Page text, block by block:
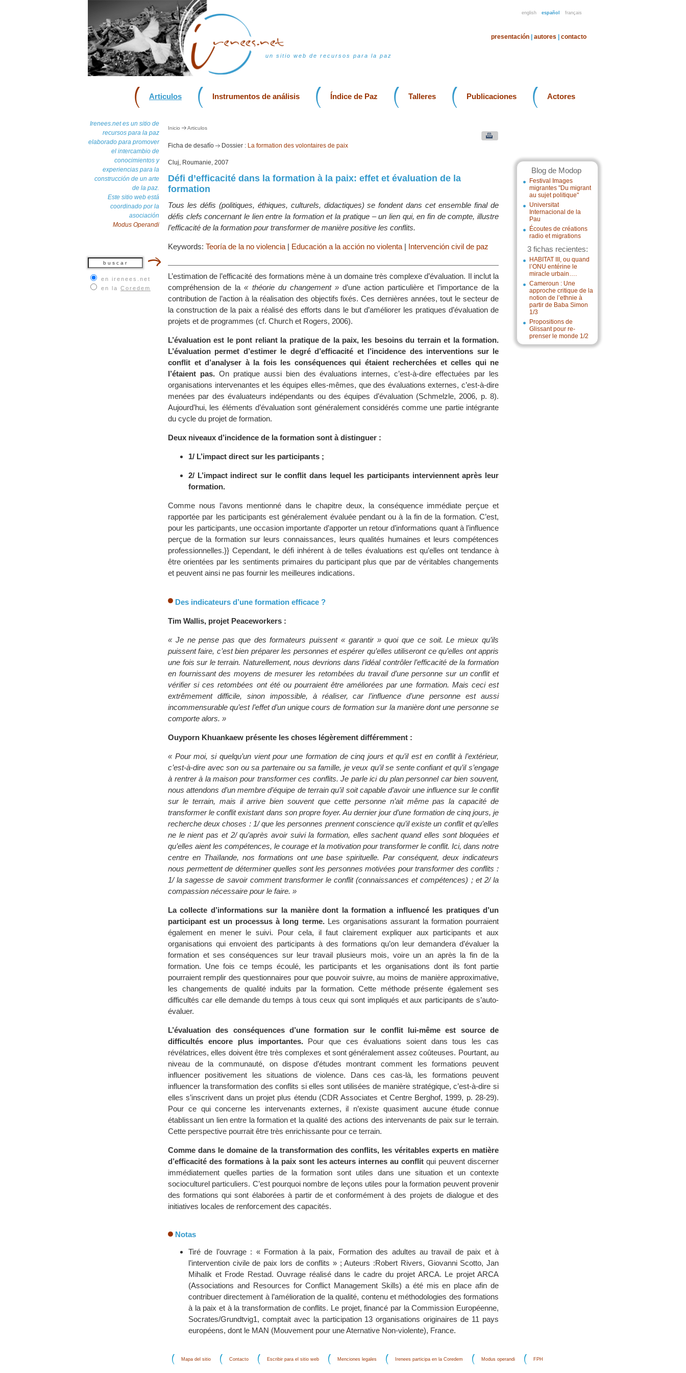
english español français
un sitio web de recursos para la paz
presentación autores contacto
Articulos Instrumentos de análisis Índice de Paz Talleres Publicaciones Actores
Irenees.net es un sitio de
recursos para la paz
elaborado para promover
el intercambio de
conocimientos y
experiencias para la
construcción de un arte
de la paz.
Este sitio web está
coordinado por la
asociación
Modus Operandi
en irenees.net
en la Coredem
Blog de Modop
Festival Images
migrantes "Du migrant
au sujet politique"
Universitat
Internacional de la
Pau
Écoutes de créations
radio et migrations
3 fichas recientes:
HABITAT III, ou quand
l’ONU entérine le
miracle urbain….
Cameroun : Une
approche critique de la
notion de l’ethnie à
partir de Baba Simon
1/3
Propositions de
Glissant pour re-
prenser le monde 1/2
Inicio Articulos
Ficha de desafío Dossier : La formation des volontaires de paix
Cluj, Roumanie, 2007
Défi d’efficacité dans la formation à la paix: effet et évaluation de la
formation
Tous les défis (politiques, éthiques, culturels, didactiques) se fondent dans cet ensemble final de
défis clefs concernant le lien entre la formation et la pratique – un lien qui, en fin de compte, illustre
l’efficacité de la formation pour transformer de manière positive les conflits.
Keywords: Teoría de la no violencia | Educación a la acción no violenta | Intervención civil de paz
L’estimation de l’efficacité des formations mène à un domaine très complexe d’évaluation. Il inclut la
compréhension de la« théorie du changement » d’une action particulière et l’importance de la
contribution de l’action à la réalisation des objectifs fixés. Ces dernières années, tout le secteur de
la construction de la paix a réalisé des efforts dans le but d’améliorer les pratiques d’évaluation de
projets et de programmes (cf. Church et Rogers, 2006).
L’évaluation est le pont reliant la pratique de la paix, les besoins du terrain et la formation.
L’évaluation permet d’estimer le degré d’efficacité et l’incidence des interventions sur le
conflit et d’analyser à la fois les conséquences qui étaient recherchées et celles qui ne
l’étaient pas.On pratique aussi bien des évaluations internes, c’est-à-dire effectuées par les
organisations intervenantes et les équipes elles-mêmes, que des évaluations externes, c’est-à-dire
menées par des évaluateurs indépendants ou des équipes d’évaluation (Schmelzle, 2006, p. 8).
Aujourd’hui, les éléments d’évaluation sont généralement considérés comme une partie intégrante
du cycle du projet de formation.
Deux niveaux d’incidence de la formation sont à distinguer :
1/ L’impact direct sur les participants ;
2/ L’impact indirect sur le conflit dans lequel les participants interviennent après leur
formation.
Comme nous l’avons mentionné dans le chapitre deux, la conséquence immédiate perçue et
rapportée par les participants est généralement évaluée pendant ou à la fin de la formation. C’est,
pour les participants, une occasion importante d’apporter un retour d’informations quant à l’influence
perçue de la formation sur leurs connaissances, leurs qualités humaines et leurs compétences
professionnelles.}} Cependant, le défi inhérent à de telles évaluations est qu’elles ont tendance à
être orientées par les sentiments primaires du participant plus que par de véritables changements
et peuvent ainsi ne pas fournir les meilleures indications.
Des indicateurs d’une formation efficace ?
Tim Wallis, projet Peaceworkers :
« Je ne pense pas que des formateurs puissent « garantir » quoi que ce soit. Le mieux qu’ils
puissent faire, c’est bien préparer les personnes et espérer qu’elles utiliseront ce qu’elles ont appris
une fois sur le terrain. Naturellement, nous devrions dans l’idéal contrôler l’efficacité de la formation
en fournissant des moyens de mesurer les retombées du travail d’une personne sur un conflit et
vérifier si ces retombées ont été ou pourraient être améliorées par une formation. Mais ceci est
extrêmement difficile, sinon impossible, à réaliser, car l’influence d’une personne est aussi
incommensurable qu’est l’effet d’un unique cours de formation sur la manière dont une personne se
comporte alors. »
Ouyporn Khuankaew présente les choses légèrement différemment :
« Pour moi, si quelqu’un vient pour une formation de cinq jours et qu’il est en conflit à l’extérieur,
c’est-à-dire avec son ou sa partenaire ou sa famille, je veux qu’il se sente confiant et qu’il s’engage
à rentrer à la maison pour transformer ces conflits. Je parle ici du plan personnel car bien souvent,
nous attendons d’un membre d’équipe de terrain qu’il soit capable d’avoir une influence sur le conflit
sur le terrain, mais il arrive bien souvent que cette personne n’ait même pas la capacité de
transformer le conflit existant dans son propre foyer. Au dernier jour d’une formation de cinq jours, je
recherche deux choses : 1/ que les personnes prennent conscience qu’il existe un conflit et qu’elles
ne le nient pas et 2/ qu’après avoir suivi la formation, elles sachent quand elles sont bloquées et
qu’elles aient les compétences, le courage et la motivation pour transformer le conflit. Ici, dans notre
centre en Thaïlande, nos formations ont une base spirituelle. Par conséquent, deux indicateurs
nous permettent de déterminer quelles sont les personnes motivées pour transformer des conflits :
1/ la sagesse de savoir comment transformer le conflit (connaissances et compétences) ; et 2/ la
compassion nécessaire pour le faire. »
La collecte d’informations sur la manière dont la formation a influencé les pratiques d’un
participant est un processus à long terme.Les organisations assurant la formation pourraient
également en mener le suivi. Pour cela, il faut clairement expliquer aux participants et aux
organisations qui envoient des participants à des formations qu’on leur demandera d’évaluer la
formation et ses conséquences sur leur travail plusieurs mois, voire un an après la fin de la
formation. Une fois ce temps écoulé, les participants et les organisations dont ils font partie
pourraient remplir des questionnaires pour que pouvoir suivre, au moins de manière approximative,
les changements de qualité induits par la formation. Cette méthode présente également ses
difficultés car elle demande du temps à tous ceux qui sont impliqués et aux participants de s’auto-
évaluer.
L’évaluation des conséquences d’une formation sur le conflit lui-même est source de
difficultés encore plus importantes.Pour que ces évaluations soient dans tous les cas
révélatrices, elles doivent être très complexes et sont généralement assez coûteuses. Pourtant, au
niveau de la communauté, on dispose d’études montrant comment les formations peuvent
influencer positivement les situations de violence. Dans ces cas-là, les formations peuvent
influencer la transformation des conflits si elles sont utilisées de manière stratégique, c’est-à-dire si
elles s’inscrivent dans un projet plus étendu (CDR Associates et Centre Berghof, 1999, p. 28-29).
Pour ce qui concerne les intervenants externes, il n’existe quasiment aucune étude connue
établissant un lien entre la formation et la qualité des actions des intervenants de paix sur le terrain.
Cette perspective pourrait être très enrichissante pour ce terrain.
Comme dans le domaine de la transformation des conflits, les véritables experts en matière
d’efficacité des formations à la paix sont les acteurs internes au conflit qui peuvent discerner
immédiatement quelles parties de la formation sont utiles dans une situation et un contexte
socioculturel particuliers. C’est pourquoi nombre de leçons utiles pour la formation peuvent provenir
des formations qui sont élaborées à partir de et conformément à des projets de dialogue et des
initiatives locales de renforcement des capacités.
Notas
Tiré de l’ouvrage : « Formation à la paix, Formation des adultes au travail de paix et à
l’intervention civile de paix lors de conflits » ; Auteurs :Robert Rivers, Giovanni Scotto, Jan
Mihalik et Frode Restad. Ouvrage réalisé dans le cadre du projet ARCA. Le projet ARCA
(Associations and Resources for Conflict Management Skills) a été mis en place afin de
contribuer directement à l’amélioration de la qualité, contenu et méthodologies des formations
à la paix et à la transformation de conflits. Le projet, financé par la Commission Européenne,
Socrates/Grundtvig1, comptait avec la participation 13 organisations originaires de 11 pays
européens, dont le MAN (Mouvement pour une Aternative Non-violente), France.
Mapa del sitio Contacto Escribir para el sitio web Menciones legales Irenees participa en la Coredem Modus operandi FPH